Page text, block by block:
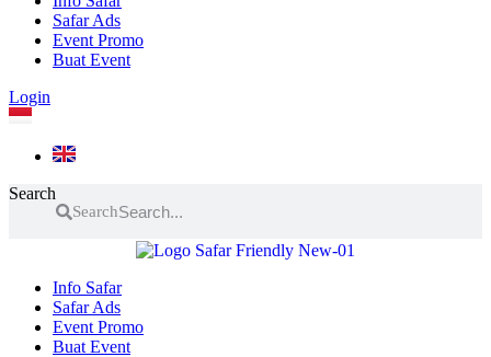
Safar Ads
Event Promo
Buat Event
Login
Search
Search
Info Safar
Safar Ads
Event Promo
Buat Event